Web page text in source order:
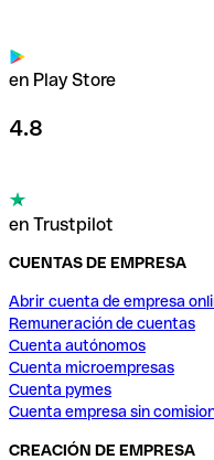
en Play Store
4.8
en Trustpilot
CUENTAS DE EMPRESA
Abrir cuenta de empresa
Remuneración de cuentas
Cuenta autónomos
Cuenta microempresas
Cuenta pymes
Cuenta empresa sin
CREACIÓN DE EMPRESA